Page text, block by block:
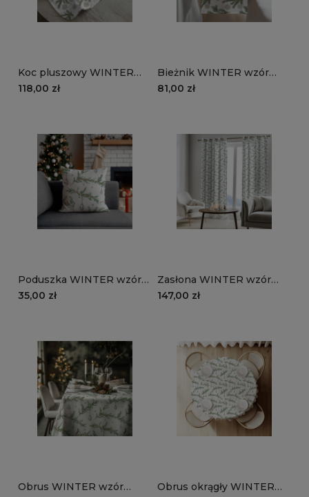
Koc pluszowy WINTER
wzór BN85 | koronkowe
118,00 zł
Bieżnik WINTER wzór
BN85 | Koronkowe święta
81,00 zł
Poduszka WINTER wzór
BN83 | błyszczące święta
35,00 zł
Zasłona WINTER wzór
BN83 | błyszczące święta
147,00 zł
Obrus WINTER wzór
Obrus okrągły WINTER